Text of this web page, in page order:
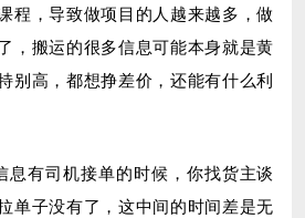
程，导致做项目的人越来越多，做
，搬运的很多信息可能本身就是黄
别高，都想挣差价，还能有什么利
息有司机接单的时候，你找货主谈
单子没有了，这中间的时间差是无